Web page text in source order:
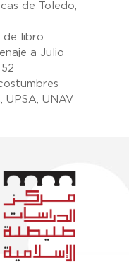
de Toledo,
de libro
a Julio
UPSA, UNAV